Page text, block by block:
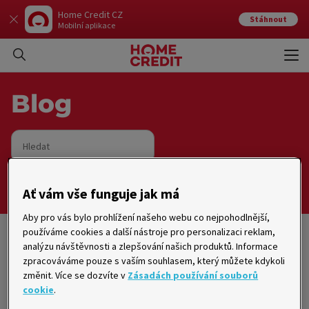
Home Credit CZ
Mobilní aplikace
Stáhnout
Blog
Hledat
Úvod
Rady, tipy, zajímavosti
Ať vám vše funguje jak má
Aby pro vás bylo prohlížení našeho webu co nejpohodlnější,
používáme cookies a další nástroje pro personalizaci reklam,
analýzu návštěvnosti a zlepšování našich produktů. Informace
zpracováváme pouze s vaším souhlasem, který můžete kdykoli
změnit. Více se dozvíte v Zásadách používání souborů
cookie.